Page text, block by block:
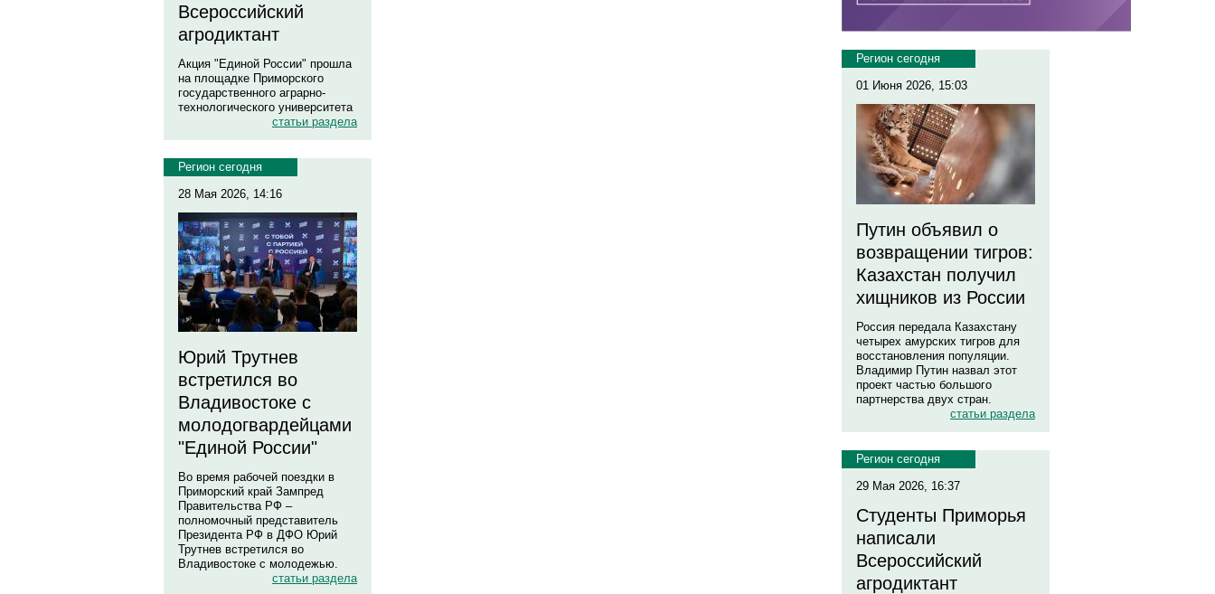
Всероссийский
агродиктант
Акция "Единой России" прошла
на площадке Приморского
государственного аграрно-
технологического университета
статьи раздела
Регион сегодня
28 Мая 2026, 14:16
Юрий Трутнев
встретился во
Владивостоке с
молодогвардейцами
"Единой России"
Во время рабочей поездки в
Приморский край Зампред
Правительства РФ –
полномочный представитель
Президента РФ в ДФО Юрий
Трутнев встретился во
Владивостоке с молодежью.
статьи раздела
Регион сегодня
01 Июня 2026, 15:03
Путин объявил о
возвращении тигров:
Казахстан получил
хищников из России
Россия передала Казахстану
четырех амурских тигров для
восстановления популяции.
Владимир Путин назвал этот
проект частью большого
партнерства двух стран.
статьи раздела
Регион сегодня
29 Мая 2026, 16:37
Студенты Приморья
написали
Всероссийский
агродиктант